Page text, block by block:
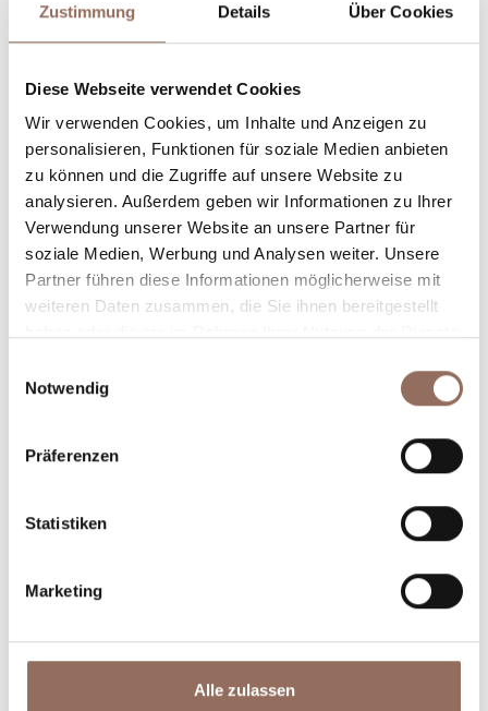
Zustimmung Details Über Cookies
Diese Webseite verwendet Cookies
Wir verwenden Cookies, um Inhalte und Anzeigen zu
personalisieren, Funktionen für soziale Medien anbieten
zu können und die Zugriffe auf unsere Website zu
analysieren. Außerdem geben wir Informationen zu Ihrer
Verwendung unserer Website an unsere Partner für
soziale Medien, Werbung und Analysen weiter. Unsere
Partner führen diese Informationen möglicherweise mit
weiteren Daten zusammen, die Sie ihnen bereitgestellt
Notwendig
Präferenzen
Statistiken
Marketing
Alle zulassen
Dein Urlaub
Plane, wo du übernachtest und isst, was du in jedem
Winkel des Langhe Monferrato Roero unternehmen
willst, mit einem Blick aufs Wetter in Echtzeit.